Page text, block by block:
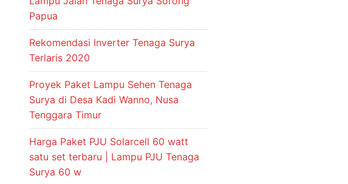
Papua
Rekomendasi Inverter Tenaga Surya
Terlaris 2020
Proyek Paket Lampu Sehen Tenaga
Surya di Desa Kadi Wanno, Nusa
Tenggara Timur
Harga Paket PJU Solarcell 60 watt
satu set terbaru | Lampu PJU Tenaga
Surya 60 w